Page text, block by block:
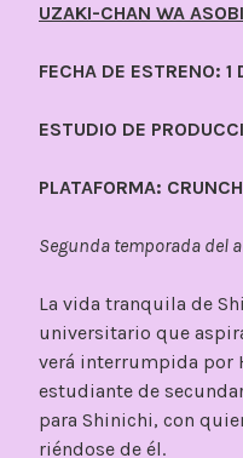
UZAKI-CHAN WA
FECHA DE ESTRENO: 1
ESTUDIO DE
PLATAFORMA:
Segunda temporada del
La vida tranquila de
universitario que
verá interrumpida por
estudiante de
para Shinichi, con
riéndose de él.